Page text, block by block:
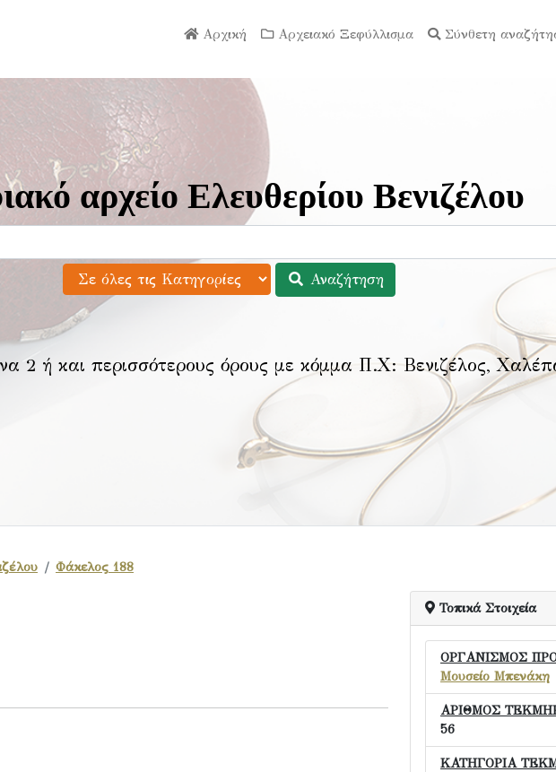
Αρχική Αρχειακό Ξεφύλλισμα Σύνθετη
αρχείο Ελευθερίου Βενιζέλου
Αναζήτηση
2 ή και περισσότερους όρους με κόμμα Π.Χ: Βενιζέλος,
Φάκελος 188
Τοπικά Στοιχεία
ΟΡΓΑΝΙΣΜΟΣ
Μουσείο Μπενάκη
ΑΡΙΘΜΟΣ
56
ΚΑΤΗΓΟΡΙΑ